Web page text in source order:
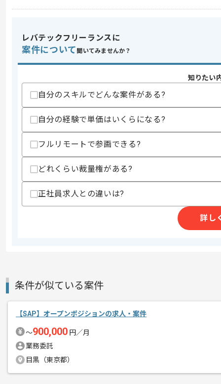
スキル
スキルに不安がある方へ
精算・お支払い
支払いサイト
15日
その他募集要項
商談回数
2回
募集人数
作業開始日
レバテックでの実績がある企業の案件
ご経験と実績に応じてスライド案件の
経験豊富なエンジニアと成長が出来る
レバテックフリーランスに
案件について 聞いてみませんか？
知りたい
自分のスキルでどんな案件がある?
自分の経験で単価はいくらになる?
フルリモートで参画できる?
どれくらい裁量権がある?
正社員求人との違いは?
詳し
条件が似ている案件
【SAP】オープンポジションの求人・案件
〜900,000 円／月
業務委託
目黒（東京都）